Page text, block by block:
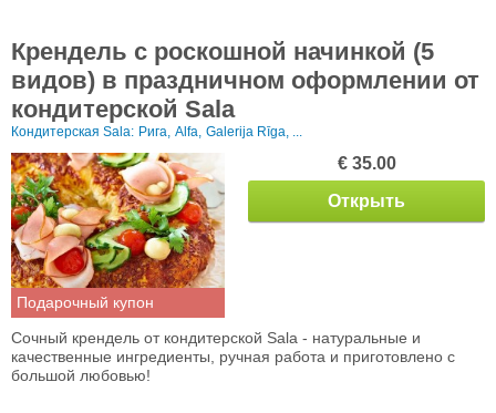
Крендель с роскошной начинкой (5
видов) в праздничном оформлении от
кондитерской Sala
Кондитерская Sala: Рига, Alfa, Galerija Rīga, ...
Подарочный купон
€ 35.00
Открыть
Сочный крендель от кондитерской Sala - натуральные и
качественные ингредиенты, ручная работа и приготовлено с
большой любовью!